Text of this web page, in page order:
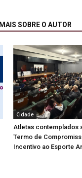
MAIS SOBRE O AUTOR
Cidade
Atletas contemplados
Termo de
Incentivo ao Esporte